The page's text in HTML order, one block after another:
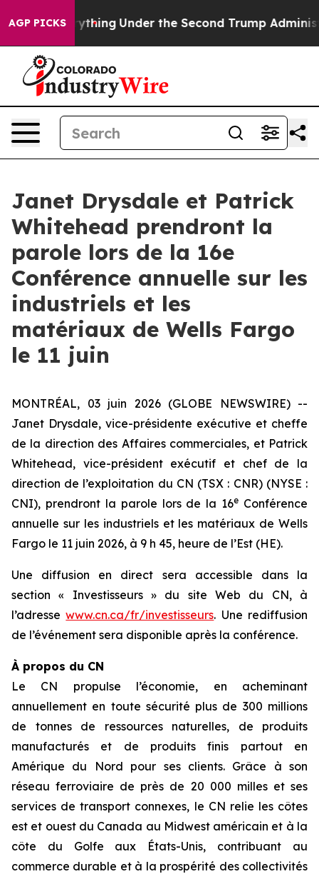
AGP PICKSEverything Under the Second Trump
Janet Drysdale et Patrick
Whitehead prendront la
parole lors de la 16e
Conférence annuelle sur les
industriels et les
matériaux de Wells Fargo
le 11 juin
MONTRÉAL, 03 juin 2026 (GLOBE NEWSWIRE) --
Janet Drysdale, vice-présidente exécutive et cheffe
de la direction des Affaires commerciales, et Patrick
Whitehead, vice-président exécutif et chef de la
direction de l’exploitation du CN (TSX : CNR) (NYSE :
CNI), prendront la parole lors de la 16e Conférence
annuelle sur les industriels et les matériaux de Wells
Fargo le 11 juin 2026, à 9 h 45, heure de l’Est (HE).
Une diffusion en direct sera accessible dans la
section « Investisseurs » du site Web du CN, à
l’adressewww.cn.ca/fr/investisseurs. Une rediffusion
de l’événement sera disponible après la conférence.
À propos du CN
Le CN propulse l’économie, en acheminant
annuellement en toute sécurité plus de 300 millions
de tonnes de ressources naturelles, de produits
manufacturés et de produits finis partout en
Amérique du Nord pour ses clients. Grâce à son
réseau ferroviaire de près de 20 000 milles et ses
services de transport connexes, le CN relie les côtes
est et ouest du Canada au Midwest américain et à la
côte du Golfe aux États-Unis, contribuant au
commerce durable et à la prospérité des collectivités